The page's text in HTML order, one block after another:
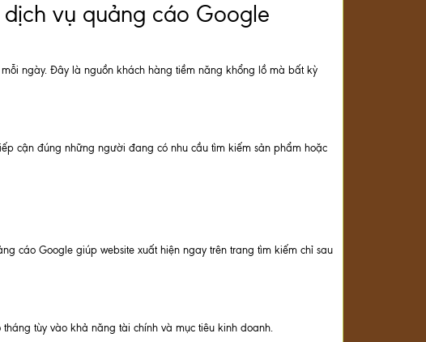
vụ quảng cáo Google
ngày. Đây là nguồn khách hàng tiềm năng khổng lồ mà bất kỳ
cận đúng những người đang có nhu cầu tìm kiếm sản phẩm hoặc
cáo Google giúp website xuất hiện ngay trên trang tìm kiếm chỉ sau
tùy vào khả năng tài chính và mục tiêu kinh doanh.